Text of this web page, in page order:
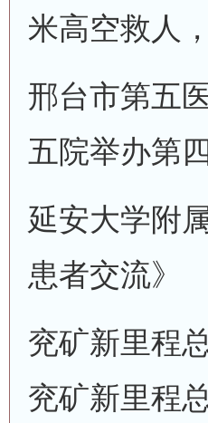
米高空救人
邢台市第五
五院举办第
延安大学附
患者交流》
兖矿新里程
兖矿新里程